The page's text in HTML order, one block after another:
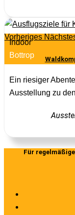
Vorheriges
Indoor
Bottrop
Ein riesiger
Ausstellung zu
Für